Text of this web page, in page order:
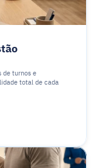
de turnos e
total de cada